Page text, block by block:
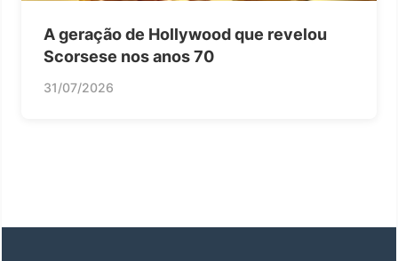
A geração de Hollywood que revelou
Scorsese nos anos 70
31/07/2026